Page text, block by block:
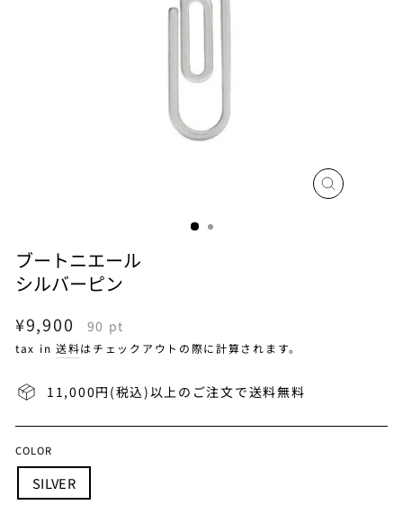
閉
ブートニエール
シルバーピン
通
常
格
¥9,90090 pt
tax in 送料はチェックアウトの際に計算されます。
11,000円(税込)以上のご注文で送料無料
COLOR
SILVER